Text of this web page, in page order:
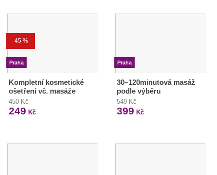
-45 %
Praha
Kompletní kosmetické
ošetření vč. masáže
450 Kč
249 Kč
Praha
30–120minutová masáž
podle výběru
549 Kč
399 Kč